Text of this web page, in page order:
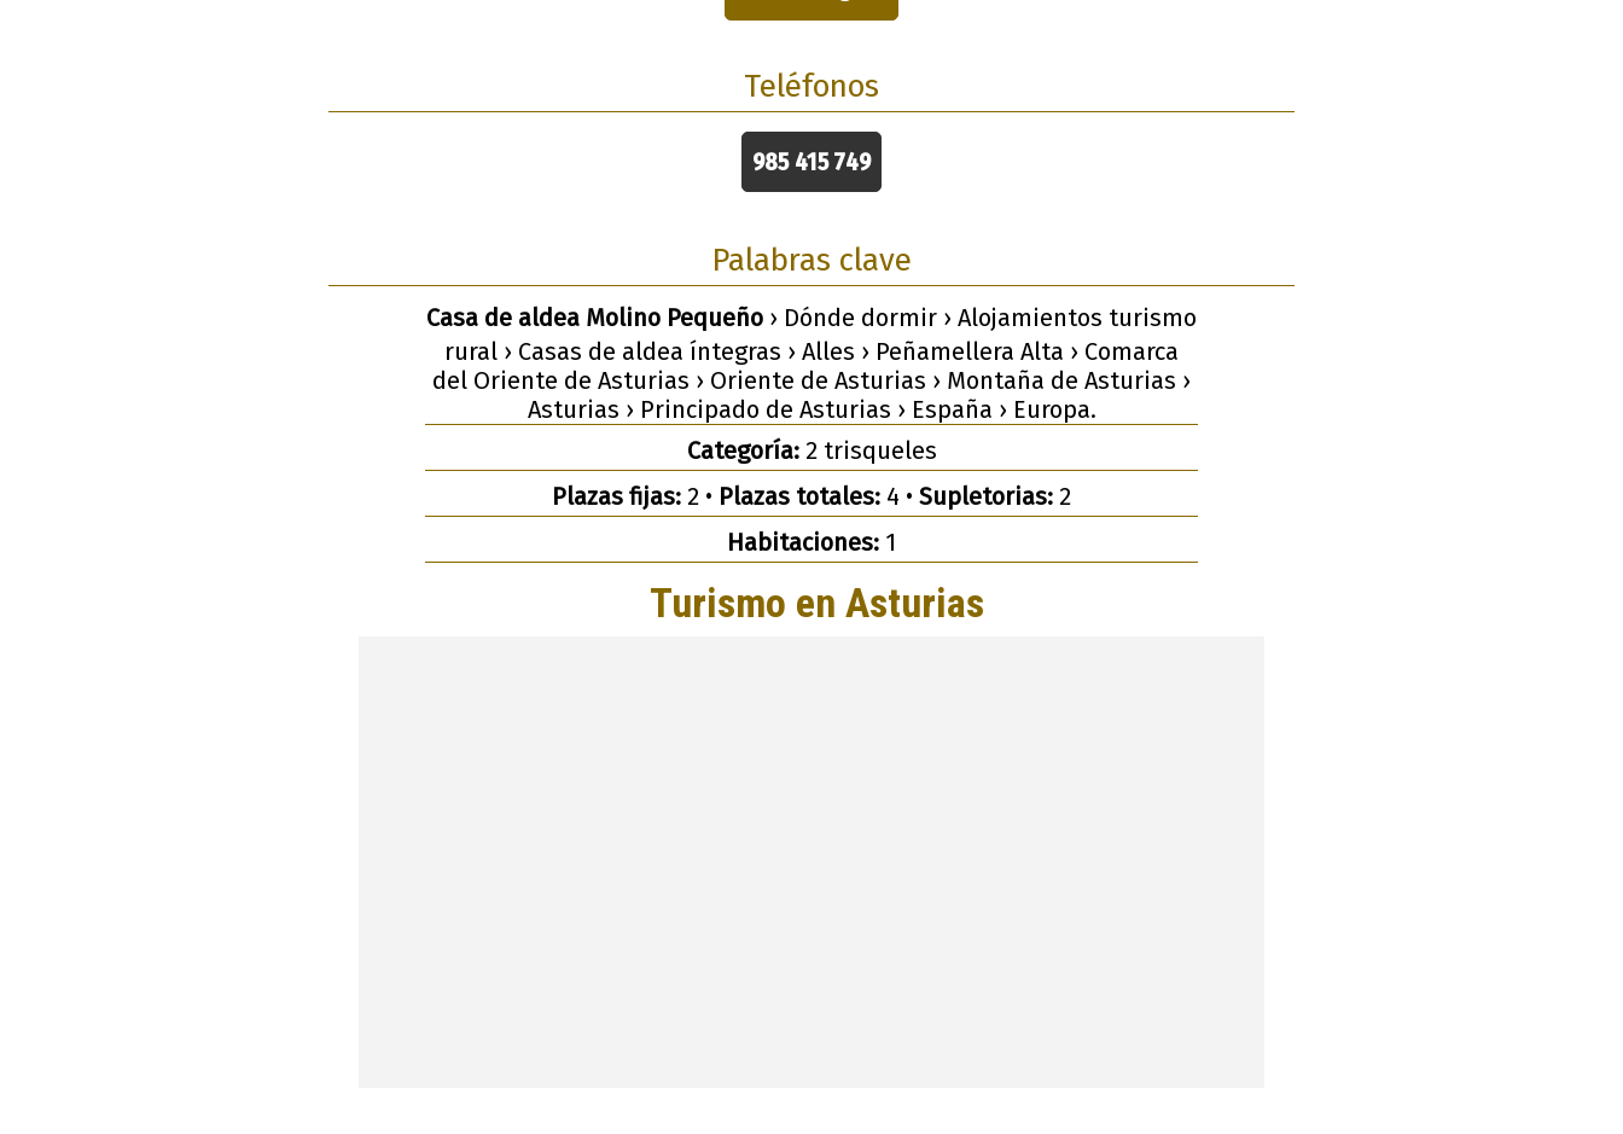
Teléfonos
985 415 749
Palabras clave
Casa de aldea Molino Pequeño › Dónde dormir › Alojamientos turismo
rural › Casas de aldea íntegras › Alles › Peñamellera Alta › Comarca
del Oriente de Asturias › Oriente de Asturias › Montaña de Asturias ›
Asturias › Principado de Asturias › España › Europa.
Categoría:2 trisqueles
Plazas fijas: 2 • Plazas totales: 4 • Supletorias: 2
Habitaciones: 1